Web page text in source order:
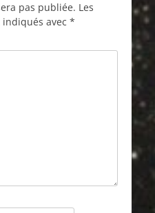
pas publiée. Les
avec *